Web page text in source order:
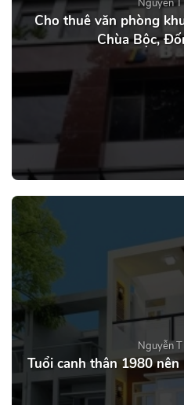
Cho thuê văn phòng
Chùa Bộc,
Nguyễn
Tuổi canh thân 1980